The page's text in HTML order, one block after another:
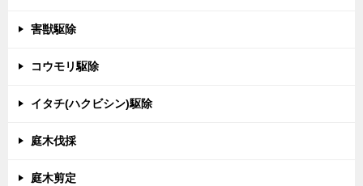
害獣駆除
コウモリ駆除
イタチ(ハクビシン)駆除
庭木伐採
庭木剪定